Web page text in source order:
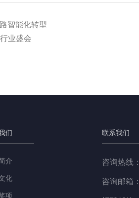
智能化转型
业盛会
们
介
化
项
联系我们
咨询热线：
咨询邮箱：